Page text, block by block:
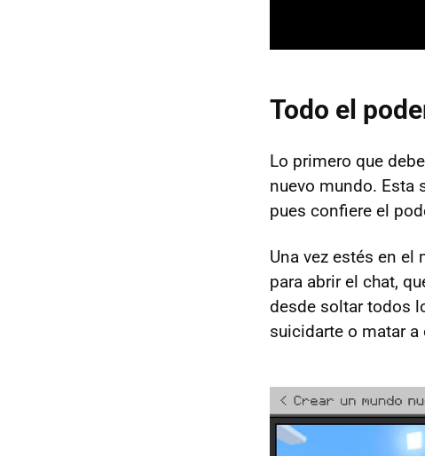
Todo el
Lo primero que
nuevo mundo. Esta
pues confiere el
Una vez estés en
para abrir el chat,
desde soltar todos
suicidarte o matar